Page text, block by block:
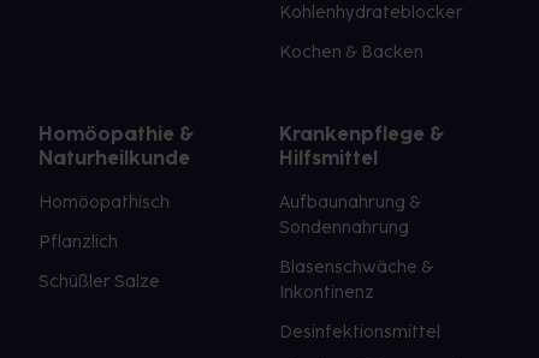
Kohlenhydrateblocker
Kochen & Backen
Homöopathie &
Naturheilkunde
Homöopathisch
Pflanzlich
Schüßler Salze
Krankenpflege &
Hilfsmittel
Aufbaunahrung &
Sondennahrung
Blasenschwäche &
Inkontinenz
Desinfektionsmittel